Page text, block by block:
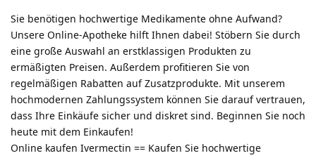
Sie benötigen hochwertige Medikamente ohne Aufwand?
Unsere Online-Apotheke hilft Ihnen dabei! Stöbern Sie durch
eine große Auswahl an erstklassigen Produkten zu
ermäßigten Preisen. Außerdem profitieren Sie von
regelmäßigen Rabatten auf Zusatzprodukte. Mit unserem
hochmodernen Zahlungssystem können Sie darauf vertrauen,
dass Ihre Einkäufe sicher und diskret sind. Beginnen Sie noch
heute mit dem Einkaufen!
Online kaufen Ivermectin == Kaufen Sie hochwertige